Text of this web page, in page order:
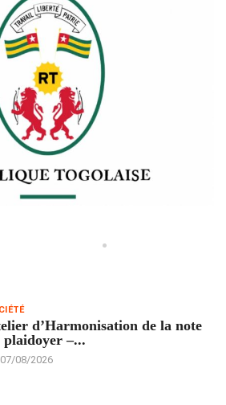
d’Harmonisation de la note
plaidoyer –...
07/08/2026